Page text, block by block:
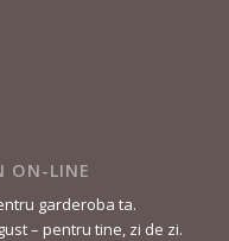
ON-LINE
garderoba ta.
– pentru tine, zi de zi.